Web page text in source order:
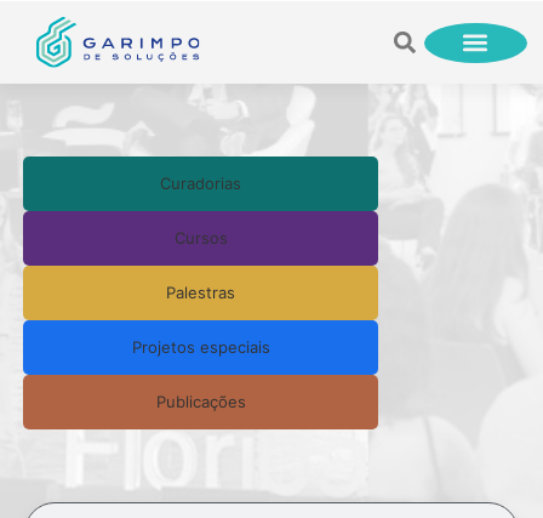
Curadorias
Cursos
Palestras
Projetos especiais
Publicações